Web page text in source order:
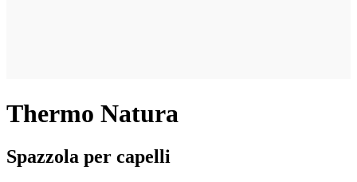
Thermo Natura
Spazzola per capelli